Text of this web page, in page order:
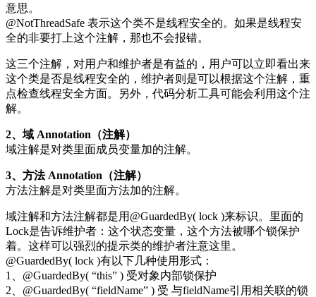
意思。
@NotThreadSafe 表示这个类不是线程安全的。如果是线程安
全的非要打上这个注解，那也不会报错。
这三个注解，对用户和维护者是有益的，用户可以立即看出来
这个类是否是线程安全的，维护者则是可以根据这个注解，重
点检查线程安全方面。另外，代码分析工具可能会利用这个注
解。
2、域 Annotation（注解）
域注解是对类里面成员变量加的注解。
3、方法 Annotation（注解）
方法注解是对类里面方法加的注解。
域注解和方法注解都是用@GuardedBy( lock )来标识。里面的
Lock是告诉维护者：这个状态变量，这个方法被哪个锁保护
着。这样可以强烈的提示类的维护者注意这里。
@GuardedBy( lock )有以下几种使用形式：
1、@GuardedBy( “this” ) 受对象内部锁保护
2、@GuardedBy( “fieldName” ) 受 与fieldName引用相关联的锁